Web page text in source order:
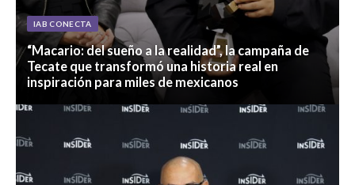
IAB CONECTA
“Macario: del sueño a la realidad”, la campaña de
Tecate que transformó una historia real en
inspiración para miles de mexicanos